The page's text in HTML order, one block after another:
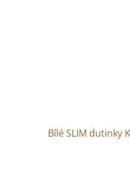
Bílé SLIM dutinky